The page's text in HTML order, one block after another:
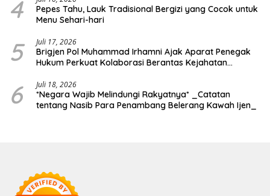
4
Pepes Tahu, Lauk Tradisional Bergizi yang Cocok untuk
Menu Sehari-hari
5 Juli 17, 2026
Brigjen Pol Muhammad Irhamni Ajak Aparat Penegak
Hukum Perkuat Kolaborasi Berantas Kejahatan
6 Juli 18, 2026
*Negara Wajib Melindungi Rakyatnya* _Catatan
tentang Nasib Para Penambang Belerang Kawah Ijen_